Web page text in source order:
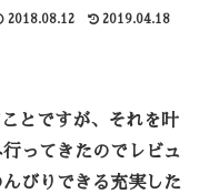
2018.08.12 2019.04.18
とですが、それを叶
ってきたのでレビュ
びりできる充実した